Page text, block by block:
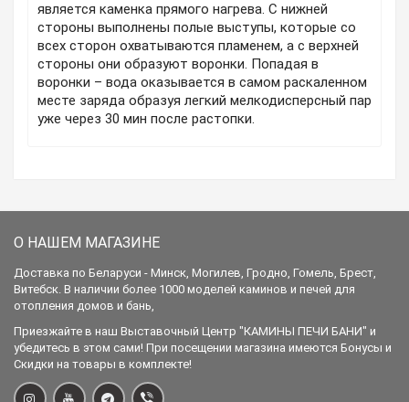
является каменка прямого нагрева. С нижней
стороны выполнены полые выступы, которые со
всех сторон охватываются пламенем, а с верхней
стороны они образуют воронки. Попадая в
воронки – вода оказывается в самом раскаленном
месте заряда образуя легкий мелкодисперсный пар
уже через 30 мин после растопки.
О НАШЕМ МАГАЗИНЕ
Доставка по Беларуси - Минск, Могилев, Гродно, Гомель, Брест,
Витебск. В наличии более 1000 моделей каминов и печей для
отопления домов и бань,
Приезжайте в наш Выставочный Центр "КАМИНЫ ПЕЧИ БАНИ" и
убедитесь в этом сами! При посещении магазина имеются Бонусы и
Скидки на товары в комплекте!